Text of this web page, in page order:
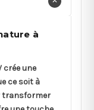
à
crée une
ce soit à
transformer